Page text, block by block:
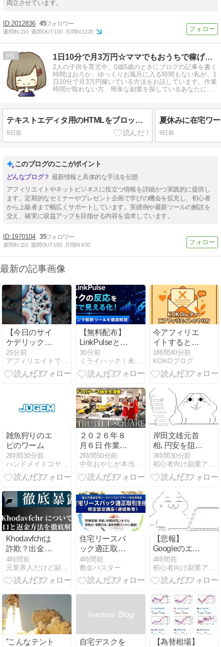
両立させています。
2012836 45
週間IN:210 週間OUT:100 月間IN:1220
6 1日10分で月3万円☆ママでもおうちで稼げる方法を解説
2人の子供を育児中。0歳5歳のときにブログの記事を書く
時間はおろか、ゆっくりお風呂に入る時間もない私が、1
日10分で月3万円稼いでいる方法をお話しています。作業
時間が取れない方、簡単な副業を探しているあなたにお
テキストエディタ用のHTMLをブロックエディタの方に貼り付けて変換する方法
9日前 9日前
このブログのここがポイント
最新情報と具体的な手法を伝授
アフィリエイトやネットビジネスに役立つ情報を詳細かつ実践的に提供し
ます。定期的なセミナーやプレゼント企画で学びの機会を拡充し、初心者
から上級者まで幅広くサポートしています。実績例や最新ツールの解説を
交え、確実に収益アップを目指せる内容を追求しています。
1970104 35
週間IN:110 週間OUT:150 月間IN:630
最新の記事画像
【今日のサイ
ケデリック・
トランス
（Short）】
#mandelbrot
Landscape
of Mind-
blowing
Adrenaline
Symphony.
25分前
アフィリエイトで月収３５０万円！
【無料配布】
LinkPulseと
は？独自ドメ
インで使える
リンク解析ツ
説！
30分前
ミライハック｜未来派野郎hiro公式ブログ
今アフィリエ
イトするとい
いモノ
1時間40分前
KOKOブログ
雑魚狩りのエ
ビのワーム
2時間30分前
ハンドメイドコヤマルアー
２０２６年８
月６日 作業予
定報告
2時間50分前
中年おやじが本当にアフィリエイトで稼げる？実験証明ブログ
岸田文雄元首
相､円安を阻止
するために日
米の通貨当局
が実施した為
しのぎに過ぎ
ない｣との認識
を示す
3時間30分前
初心者向け副業アフィリエイト情報館 InfoShop
Khodavfchrは
詐欺？出金で
きないと評判
の悪質案件の
闇を元業者が
4時間前
住宅リースバ
ック適正取引
主任者 必須知
識体系
4時間前
敷金バスター
【悲報】
Googleのエン
ジニア「最近
AIで仕事がつ
まらなくなっ
4時間前
”こんなテント
自宅デスクを
【為替相場】